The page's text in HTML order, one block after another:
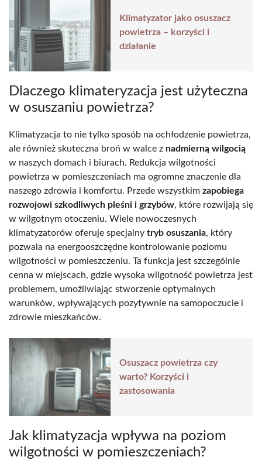
Klimatyzator jako osuszacz
powietrza – korzyści i
działanie
Dlaczego klimateryzacja jest użyteczna
w osuszaniu powietrza?
Klimatyzacja to nie tylko sposób na ochłodzenie powietrza,
ale również skuteczna broń w walce z nadmierną wilgocią
w naszych domach i biurach. Redukcja wilgotności
powietrza w pomieszczeniach ma ogromne znaczenie dla
naszego zdrowia i komfortu. Przede wszystkim zapobiega
rozwojowi szkodliwych pleśni i grzybów, które rozwijają się
w wilgotnym otoczeniu. Wiele nowoczesnych
klimatyzatorów oferuje specjalny tryb osuszania, który
pozwala na energooszczędne kontrolowanie poziomu
wilgotności w pomieszczeniu. Ta funkcja jest szczególnie
cenna w miejscach, gdzie wysoka wilgotność powietrza jest
problemem, umożliwiając stworzenie optymalnych
warunków, wpływających pozytywnie na samopoczucie i
zdrowie mieszkańców.
Osuszacz powietrza czy
warto? Korzyści i
zastosowania
Jak klimatyzacja wpływa na poziom
wilgotności w pomieszczeniach?